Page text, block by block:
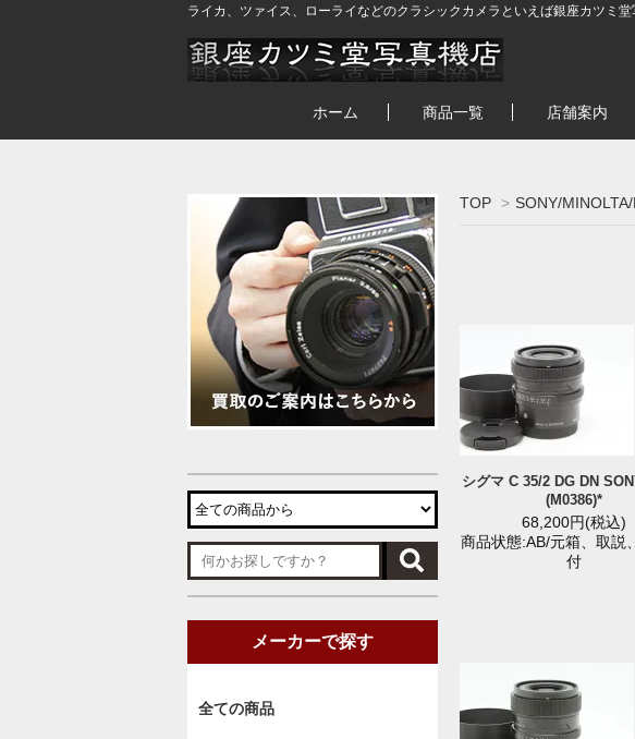
ライカ、ツァイス、ローライなどのクラシックカメラといえば銀座カツミ
ホーム 商品一覧 店舗案内
メーカーで探す
全ての商品
TOP > SONY/
シグマ C 35/2 DG DN
(M0386)*
68,200円(税込)
商品状態:AB/元箱、取説
付